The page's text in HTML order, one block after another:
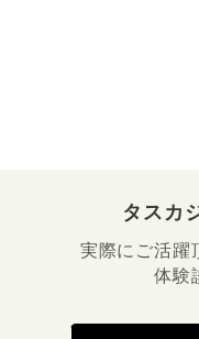
タスカ
実際にご活躍
体験